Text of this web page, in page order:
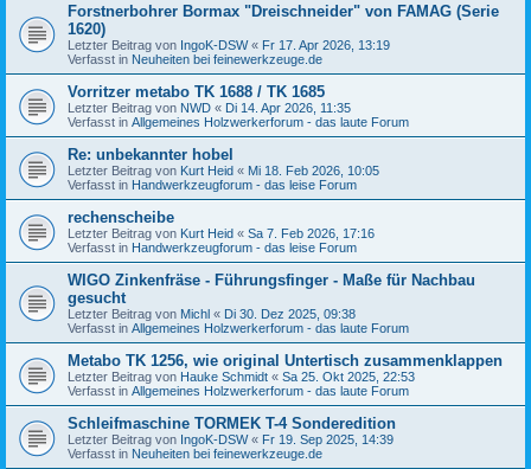
Forstnerbohrer Bormax "Dreischneider" von FAMAG (Serie
1620)
Letzter Beitrag von IngoK-DSW« Fr 17. Apr 2026, 13:19
Verfasst in Neuheiten bei feinewerkzeuge.de
Vorritzer metabo TK 1688 / TK 1685
Letzter Beitrag von NWD « Di 14. Apr 2026, 11:35
Verfasst in Allgemeines Holzwerkerforum - das laute Forum
Re: unbekannter hobel
Letzter Beitrag von Kurt Heid « Mi 18. Feb 2026, 10:05
Verfasst in Handwerkzeugforum - das leise Forum
rechenscheibe
Letzter Beitrag von Kurt Heid « Sa 7. Feb 2026, 17:16
Verfasst in Handwerkzeugforum - das leise Forum
WIGO Zinkenfräse - Führungsfinger - Maße für Nachbau
gesucht
Letzter Beitrag von Michl « Di 30. Dez 2025, 09:38
Verfasst in Allgemeines Holzwerkerforum - das laute Forum
Metabo TK 1256, wie original Untertisch zusammenklappen
Letzter Beitrag von Hauke Schmidt « Sa 25. Okt 2025, 22:53
Verfasst in Allgemeines Holzwerkerforum - das laute Forum
Schleifmaschine TORMEK T-4 Sonderedition
Letzter Beitrag von IngoK-DSW« Fr 19. Sep 2025, 14:39
Verfasst in Neuheiten bei feinewerkzeuge.de